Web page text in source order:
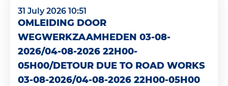
31 July 2026 10:51
OMLEIDING DOOR
WEGWERKZAAMHEDEN 03-08-
2026/04-08-2026 22H00-
05H00/DETOUR DUE TO ROAD WORKS
03-08-2026/04-08-2026 22H00-05H00